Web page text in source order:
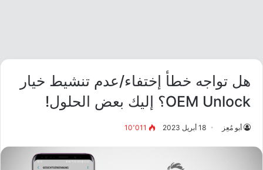
هل تواجه خطأ إختفاء/عدم تنشيط خيار
OEM Unlock؟ إليك بعض الحلول!
أبو مُعِز 18 أبريل 2023 10٬011